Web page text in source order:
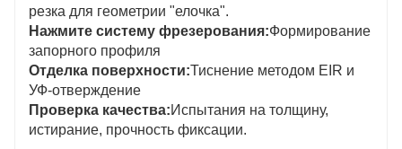
резка для геометрии "елочка".
Нажмите систему фрезерования:Формирование
запорного профиля
Отделка поверхности:Тиснение методом EIR и
УФ-отверждение
Проверка качества:Испытания на толщину,
истирание, прочность фиксации.